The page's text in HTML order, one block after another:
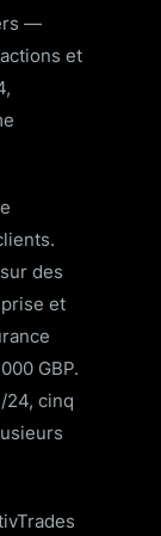
—
et
des
et
GBP.
24, cinq